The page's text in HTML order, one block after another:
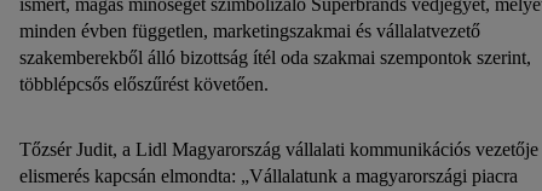
ismert, magas minőséget szimbolizáló Superbrands védjegyet,
minden évben független, marketingszakmai és vállalatvezető
szakemberekből álló bizottság ítél oda szakmai szempontok szerint,
többlépcsős előszűrést követően.
Tőzsér Judit, a Lidl Magyarország vállalati kommunikációs vezetője
elismerés kapcsán elmondta: „Vállalatunk a magyarországi piacra